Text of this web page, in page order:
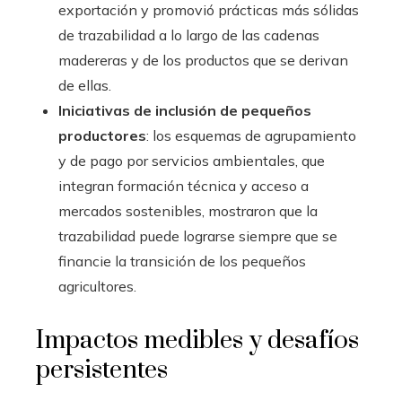
exportación y promovió prácticas más sólidas
de trazabilidad a lo largo de las cadenas
madereras y de los productos que se derivan
de ellas.
Iniciativas de inclusión de pequeños
productores: los esquemas de agrupamiento
y de pago por servicios ambientales, que
integran formación técnica y acceso a
mercados sostenibles, mostraron que la
trazabilidad puede lograrse siempre que se
financie la transición de los pequeños
agricultores.
Impactos medibles y desafíos
persistentes